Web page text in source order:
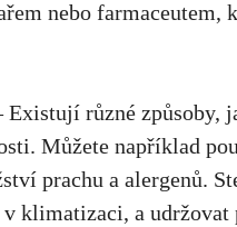
nebo ⁢farmaceutem,
různé způsoby,
Můžete⁤ například
prachu a ⁤alergenů.
klimatizaci, a udržovat